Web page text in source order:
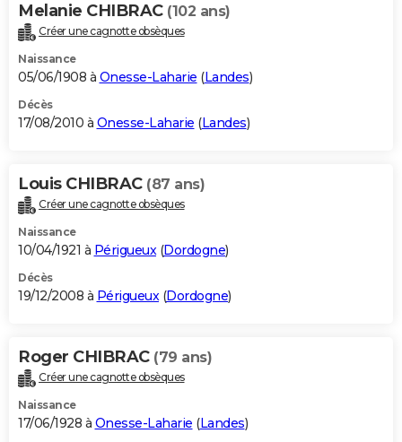
Melanie CHIBRAC (102 ans)
Créer une cagnotte obsèques
Naissance
05/06/1908 à Onesse-Laharie (Landes)
Décès
17/08/2010 à Onesse-Laharie (Landes)
Louis CHIBRAC (87 ans)
Créer une cagnotte obsèques
Naissance
10/04/1921 à Périgueux(Dordogne)
Décès
19/12/2008 à Périgueux(Dordogne)
Roger CHIBRAC (79 ans)
Créer une cagnotte obsèques
Naissance
17/06/1928 à Onesse-Laharie (Landes)